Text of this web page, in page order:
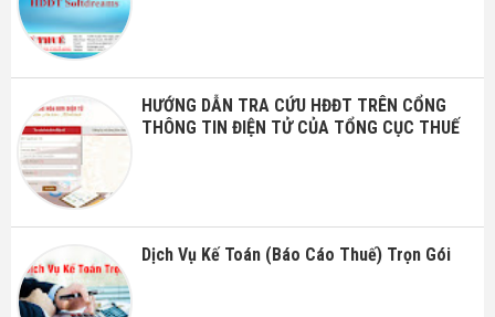
HƯỚNG DẪN TRA CỨU HĐĐT TRÊN CỔNG
THÔNG TIN ĐIỆN TỬ CỦA TỔNG CỤC THUẾ
Dịch Vụ Kế Toán (Báo Cáo Thuế) Trọn Gói